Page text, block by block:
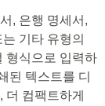
, 은행 명세서,
기타 유형의
형식으로 입력하
된 텍스트를 디
컴팩트하게